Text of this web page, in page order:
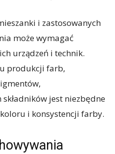
i zastosowanych
może wymagać
urządzeń i technik.
produkcji farb,
jest niezbędne
i konsystencji farby.